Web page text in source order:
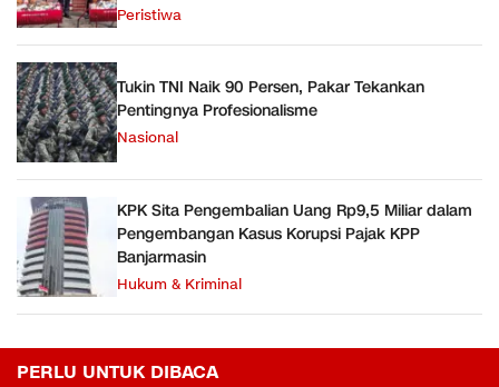
Peristiwa
Tukin TNI Naik 90 Persen, Pakar Tekankan
Pentingnya Profesionalisme
Nasional
KPK Sita Pengembalian Uang Rp9,5 Miliar dalam
Pengembangan Kasus Korupsi Pajak KPP
Banjarmasin
Hukum & Kriminal
PERLU UNTUK DIBACA